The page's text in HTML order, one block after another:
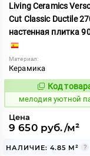
Living Ceramics
Cut Classic Ductile
настенная плитка
Материал:
Керамика
966942
Код
мелодия уютной
Цена
9 650 руб./м²
НАЛИЧИЕ: 4.85 М²